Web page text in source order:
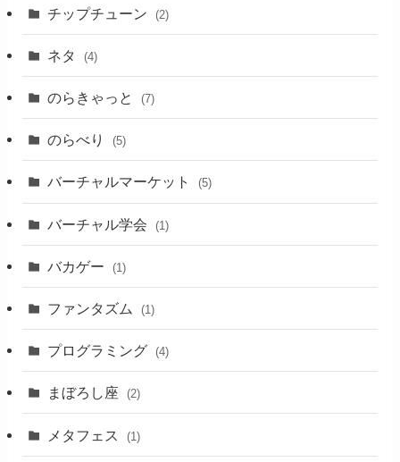
チップチューン (2)
ネタ (4)
のらきゃっと (7)
のらべり (5)
バーチャルマーケット (5)
バーチャル学会 (1)
バカゲー (1)
ファンタズム (1)
プログラミング (4)
まぼろし座 (2)
メタフェス (1)